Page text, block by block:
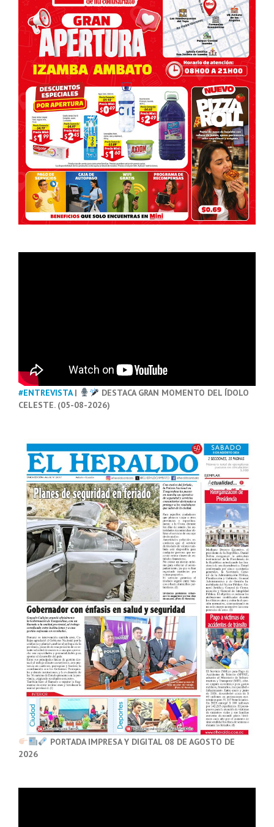
#ENTREVISTA|
DESTACA GRAN MOMENTO DEL ÍDOLO
CELESTE. (05-08-2026)
PORTADA IMPRESA Y DIGITAL 08 DE AGOSTO DE
2026